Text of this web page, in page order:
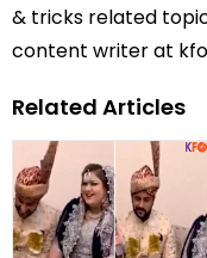
& tricks related
content writer at
Related Articles